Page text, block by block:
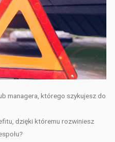
managera, którego szykujesz do
dzięki któremu rozwiniesz